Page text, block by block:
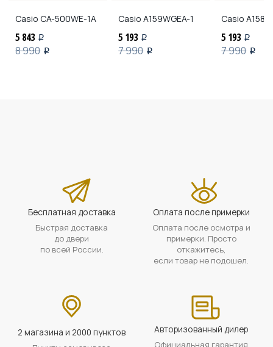
Casio CA-500WE-1A
5 843 i
8 990 i
Casio A159WGEA-1
5 193 i
7 990 i
Casio
5 193 i
7 990 i
Бесплатная доставка
Быстрая доставка
до двери
по всей России.
Оплата после примерки
Оплата после осмотра и
примерки. Просто
откажитесь,
если товар не подошел.
2 магазина и 2000 пунктов Авторизованный дилер
Официальная гарантия